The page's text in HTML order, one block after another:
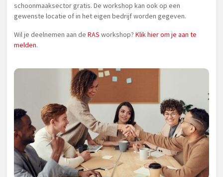
schoonmaaksector gratis. De workshop kan ook op een
gewenste locatie of in het eigen bedrijf worden gegeven.
Wil je deelnemen aan de RAS workshop? Klik hier om je aan te
melden.